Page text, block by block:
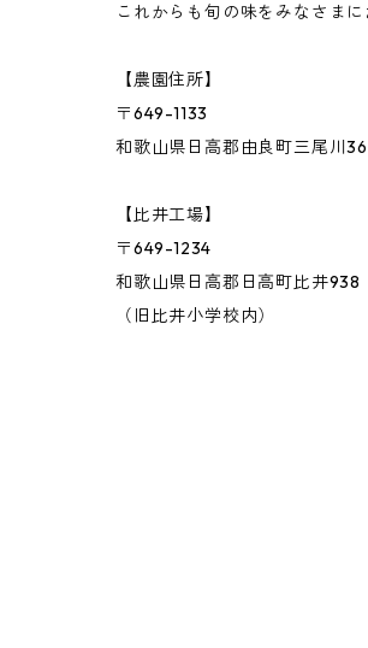
バジル
これからも旬の味をみなさま
【農園住所】
〒649-1133
和歌山県日高郡由良町三尾川
【比井工場】
〒649-1234
和歌山県日高郡日高町比井938
（旧比井小学校内）